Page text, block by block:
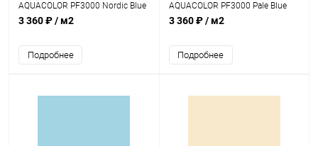
AQUACOLOR PF3000 Nordic Blue
1,5мм 25х2,05м (4K000036)
3 360 ₽/ м2
Подробнее
AQUACOLOR PF3000 Pale Blue
1,5мм 25х1,65м (4K000010)
3 360 ₽/ м2
Подробнее